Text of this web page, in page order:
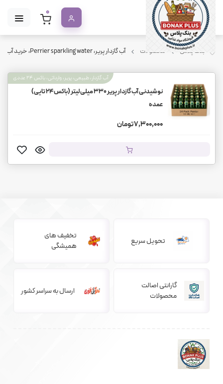
0
بنک پلاس محصولات آب گازدار پریر، Perrier sparkling water، خرید آب گازدار پریر، نوشیدنی بدون کالری، آب معدنی گازدار، باکس ۲۴ عددی پریر
آب گازدار، طبیعی، پریر، وارداتی، باکس ۲۴ عددی
نوشیدنی آب گازدار پریر ۳۳۰ میلی‌لیتر (باکس ۲۴ تایی)
عمده
7,300,000 تومان
تحویل سریع
تخفیف های
همیشگی
گارانتی اصالت
محصولات
ارسال به سراسر کشور